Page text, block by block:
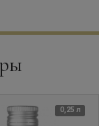
0,25 л